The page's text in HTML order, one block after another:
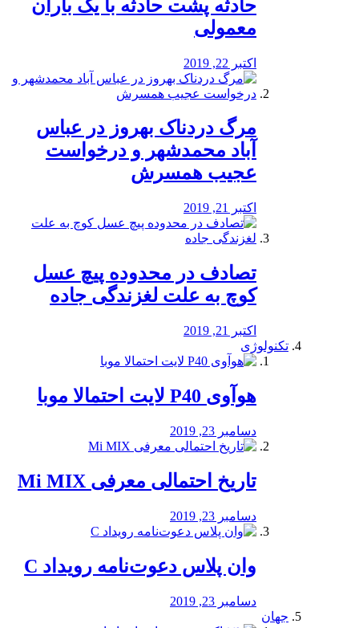
️حادثه پشت حادثه با یک باران
معمولی
اکتبر 22, 2019
مرگ دردناک بهروز در عباس
آباد محمدشهر و درخواست
عجیب همسرش
اکتبر 21, 2019
تصادف در محدوده پیچ عسل
کوچ به علت لغزندگی جاده
اکتبر 21, 2019
تکنولوژی
هوآوی P40 لایت احتمالا موبا
دسامبر 23, 2019
تاریخ احتمالی معرفی Mi MIX
دسامبر 23, 2019
وان پلاس دعوت‌نامه رویداد C
دسامبر 23, 2019
جهان